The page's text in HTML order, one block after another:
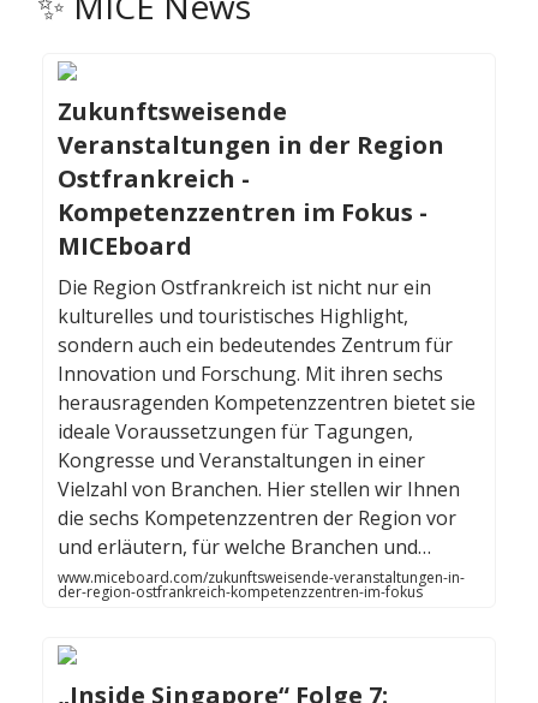
Zukunftsweisende
Veranstaltungen in der Region
Ostfrankreich -
Kompetenzzentren im Fokus -
MICEboard
Die Region Ostfrankreich ist nicht nur ein
kulturelles und touristisches Highlight,
sondern auch ein bedeutendes Zentrum für
Innovation und Forschung. Mit ihren sechs
herausragenden Kompetenzzentren bietet sie
ideale Voraussetzungen für Tagungen,
Kongresse und Veranstaltungen in einer
Vielzahl von Branchen. Hier stellen wir Ihnen
die sechs Kompetenzzentren der Region vor
und erläutern, für welche Branchen und…
www.miceboard.com/zukunftsweisende-veranstaltungen-in-
der-region-ostfrankreich-kompetenzzentren-im-fokus
„Inside Singapore“ Folge 7: